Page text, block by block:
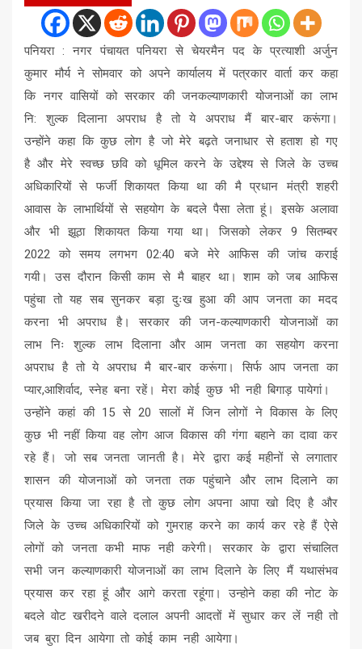
पनियरा : नगर पंचायत पनियरा से चेयरमैन पद के प्रत्याशी अर्जुन
कुमार मौर्य ने सोमवार को अपने कार्यालय में पत्रकार वार्ता कर कहा
कि नगर वासियों को सरकार की जनकल्याणकारी योजनाओं का लाभ
नि: शुल्क दिलाना अपराध है तो ये अपराध मैं बार-बार करूंगा।
उन्होंने कहा कि कुछ लोग है जो मेरे बढ़ते जनाधार से हताश हो गए
है और मेरे स्वच्छ छवि को धूमिल करने के उद्देश्य से जिले के उच्च
अधिकारियों से फर्जी शिकायत किया था की मै प्रधान मंत्री शहरी
आवास के लाभार्थियों से सहयोग के बदले पैसा लेता हूं। इसके अलावा
और भी झूठा शिकायत किया गया था। जिसको लेकर 9 सितम्बर
2022 को समय लगभग 02:40 बजे मेरे आफिस की जांच कराई
गयी। उस दौरान किसी काम से मै बाहर था। शाम को जब आफिस
पहुंचा तो यह सब सुनकर बड़ा दुःख हुआ की आप जनता का मदद
करना भी अपराध है। सरकार की जन-कल्याणकारी योजनाओं का
लाभ निः शुल्क लाभ दिलाना और आम जनता का सहयोग करना
अपराध है तो ये अपराध मै बार-बार करूंगा। सिर्फ आप जनता का
प्यार,आशिर्वाद, स्नेह बना रहें। मेरा कोई कुछ भी नही बिगाड़ पायेगां।
उन्होंने कहां की 15 से 20 सालों में जिन लोगों ने विकास के लिए
कुछ भी नहीं किया वह लोग आज विकास की गंगा बहाने का दावा कर
रहे हैं। जो सब जनता जानती है। मेरे द्वारा कई महीनों से लगातार
शासन की योजनाओं को जनता तक पहुंचाने और लाभ दिलाने का
प्रयास किया जा रहा है तो कुछ लोग अपना आपा खो दिए है और
जिले के उच्च अधिकारियों को गुमराह करने का कार्य कर रहे हैं ऐसे
लोगों को जनता कभी माफ नही करेगी। सरकार के द्वारा संचालित
सभी जन कल्याणकारी योजनाओं का लाभ दिलाने के लिए मैं यथासंभव
प्रयास कर रहा हूं और आगे करता रहूंगा। उन्होने कहा की नोट के
बदले वोट खरीदने वाले दलाल अपनी आदतों में सुधार कर लें नही तो
जब बुरा दिन आयेगा तो कोई काम नही आयेगा।